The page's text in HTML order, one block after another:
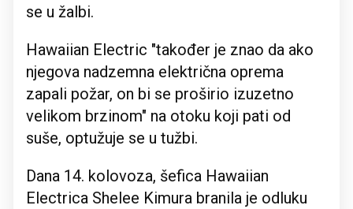
se u žalbi.
Hawaiian Electric "također je znao da ako
njegova nadzemna električna oprema
zapali požar, on bi se proširio izuzetno
velikom brzinom" na otoku koji pati od
suše, optužuje se u tužbi.
Dana 14. kolovoza, šefica Hawaiian
Electrica Shelee Kimura branila je odluku